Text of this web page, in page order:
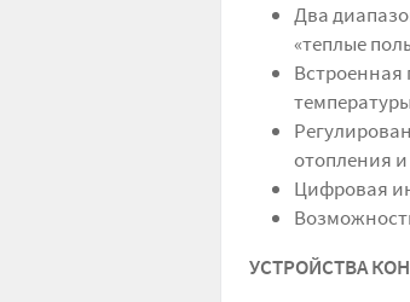
Два
«теплые
Встроенная
отопления
Цифровая
УСТРОЙСТВА